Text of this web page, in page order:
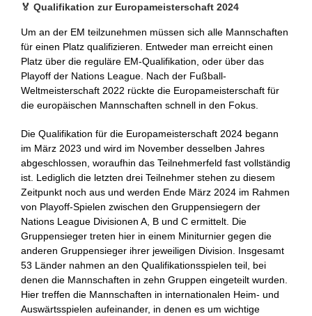
🏅 Qualifikation zur Europameisterschaft 2024
Um an der EM teilzunehmen müssen sich alle Mannschaften
für einen Platz qualifizieren. Entweder man erreicht einen
Platz über die reguläre EM-Qualifikation, oder über das
Playoff der Nations League. Nach der Fußball-
Weltmeisterschaft 2022 rückte die Europameisterschaft für
die europäischen Mannschaften schnell in den Fokus.
Die Qualifikation für die Europameisterschaft 2024 begann
im März 2023 und wird im November desselben Jahres
abgeschlossen, woraufhin das Teilnehmerfeld fast vollständig
ist. Lediglich die letzten drei Teilnehmer stehen zu diesem
Zeitpunkt noch aus und werden Ende März 2024 im Rahmen
von Playoff-Spielen zwischen den Gruppensiegern der
Nations League Divisionen A, B und C ermittelt. Die
Gruppensieger treten hier in einem Miniturnier gegen die
anderen Gruppensieger ihrer jeweiligen Division. Insgesamt
53 Länder nahmen an den Qualifikationsspielen teil, bei
denen die Mannschaften in zehn Gruppen eingeteilt wurden.
Hier treffen die Mannschaften in internationalen Heim- und
Auswärtsspielen aufeinander, in denen es um wichtige